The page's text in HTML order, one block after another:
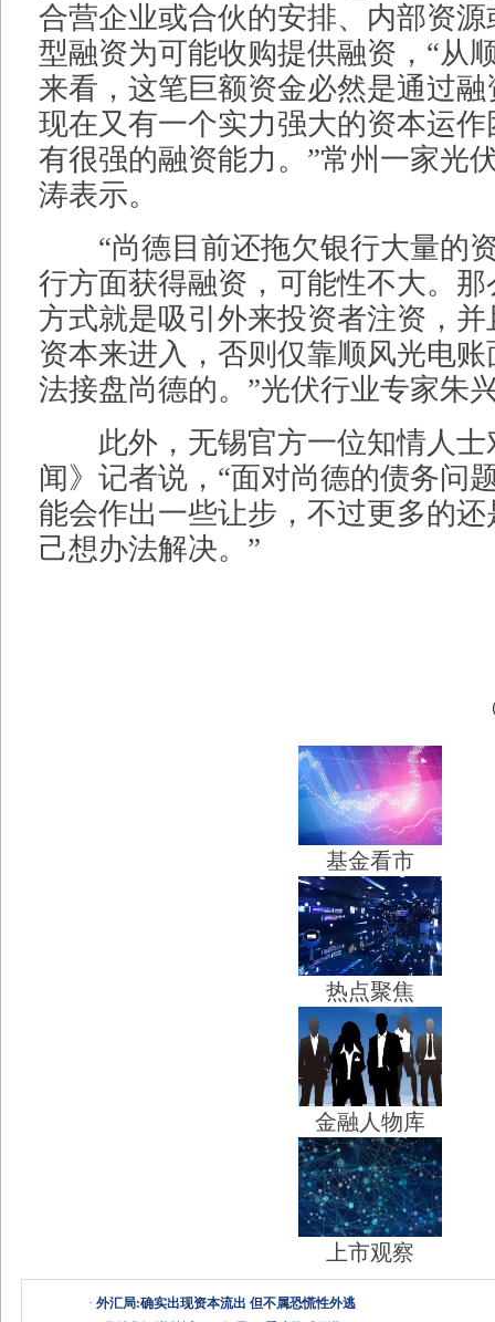
合营企业或合伙的安排、内部资
型融资为可能收购提供融资，“从
来看，这笔巨额资金必然是通过
现在又有一个实力强大的资本运
有很强的融资能力。”常州一家光
涛表示。
“尚德目前还拖欠银行大量的
行方面获得融资，可能性不大。
方式就是吸引外来投资者注资，
资本来进入，否则仅靠顺风光电
法接盘尚德的。”光伏行业专家朱
此外，无锡官方一位知情人士
闻》记者说，“面对尚德的债务问
能会作出一些让步，不过更多的
己想办法解决。”
基金看市
热点聚焦
金融人物库
上市观察
· 外汇局:确实出现资本流出 但不属恐慌性外逃